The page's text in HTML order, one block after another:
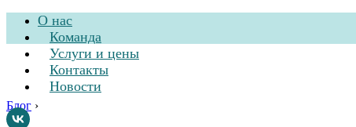
О нас
Команда
Услуги и цены
Контакты
Новости
Блог ›